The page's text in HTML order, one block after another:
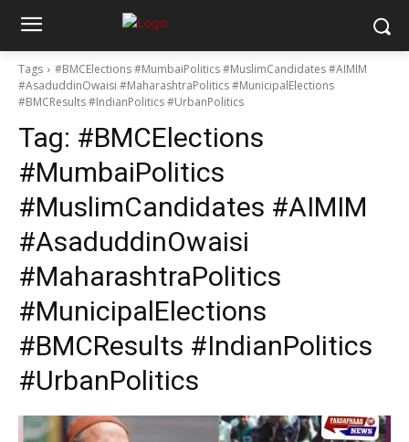
Tags
#BMCElections #MumbaiPolitics #MuslimCandidates #AIMIM
#AsaduddinOwaisi #MaharashtraPolitics #MunicipalElections
#BMCResults #IndianPolitics #UrbanPolitics
Tag: #BMCElections
#MumbaiPolitics
#MuslimCandidates #AIMIM
#AsaduddinOwaisi
#MaharashtraPolitics
#MunicipalElections
#BMCResults #IndianPolitics
#UrbanPolitics